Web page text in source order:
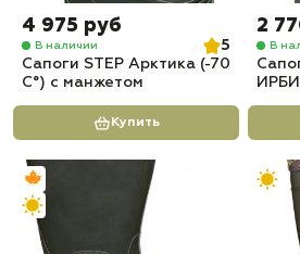
4 975 руб
В наличии
5
Сапоги STEP Арктика (-70
С°) с манжетом
Купить
2
В